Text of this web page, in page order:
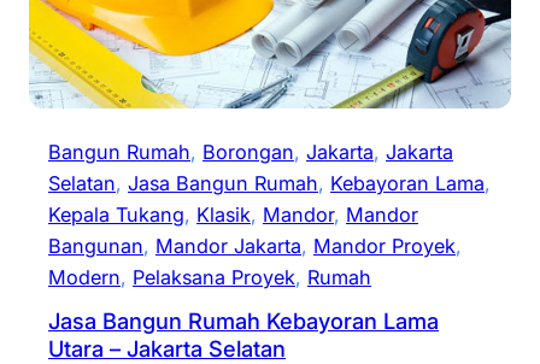
Bangun Rumah, Borongan, Jakarta, Jakarta
Selatan, Jasa Bangun Rumah, Kebayoran Lama
Kepala Tukang, Klasik, Mandor, Mandor
Bangunan, Mandor Jakarta, Mandor Proyek
Modern, Pelaksana Proyek, Rumah
Jasa Bangun Rumah Kebayoran Lama
Utara – Jakarta Selatan